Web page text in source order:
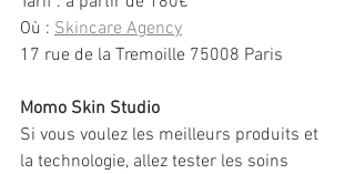
Où : Skincare Agency
17 rue de la Tremoille 75008 Paris
Momo Skin Studio
Si vous voulez les meilleurs produits et
la technologie, allez tester les soins